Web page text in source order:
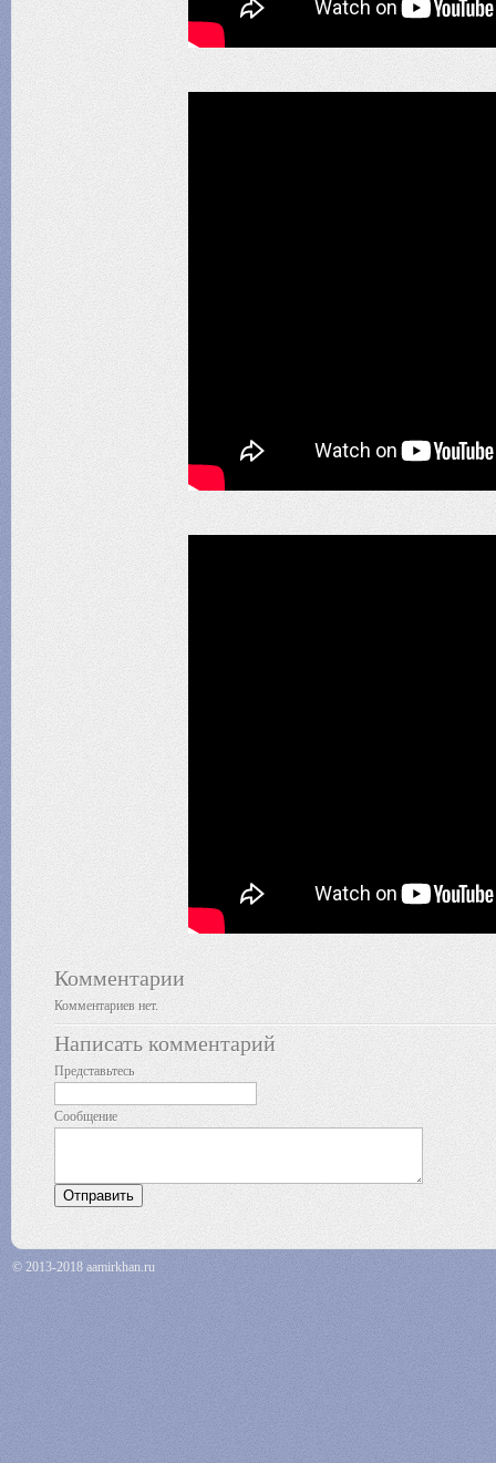
Комментарии
Комментариев нет.
Написать комментарий
Представьтесь
Сообщение
© 2013-2018 aamirkhan.ru